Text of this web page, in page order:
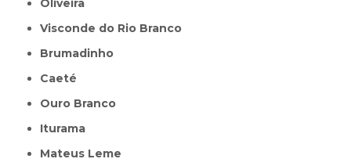
Oliveira
Visconde do Rio Branco
Brumadinho
Caeté
Ouro Branco
Iturama
Mateus Leme